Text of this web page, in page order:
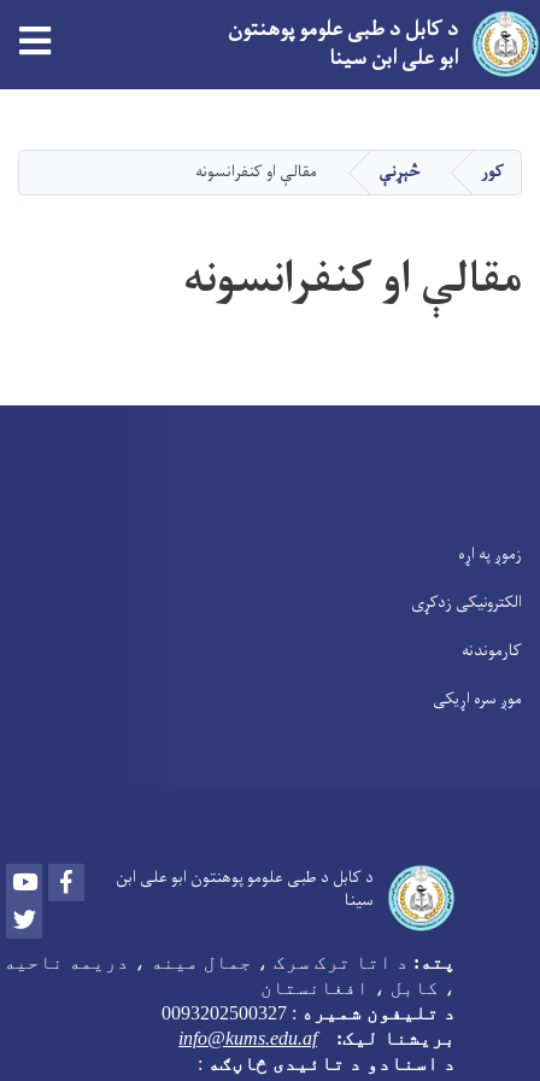
دانګل
د کابل د طبی علومو پوهنتون
ابو علی ابن سینا
کور څېړنې مقالې او کنفرانسونه
مقالې او کنفرانسونه
زموږ په اړه
الکترونیکی زدکړی
کارموندنه
موږ سره اړیکی
د کابل د طبی علومو پوهنتون ابو علی ابن
سینا
Youtube Facebook
پته: د اتا ترک سرک ، جمال مینه ، دریمه ناحیه
، کابل ، افغانستان
د تلیفون شمیره :
بریشنا لیک:
info@kums.edu.af
د اسنادو د تائیدی څاڼګه :